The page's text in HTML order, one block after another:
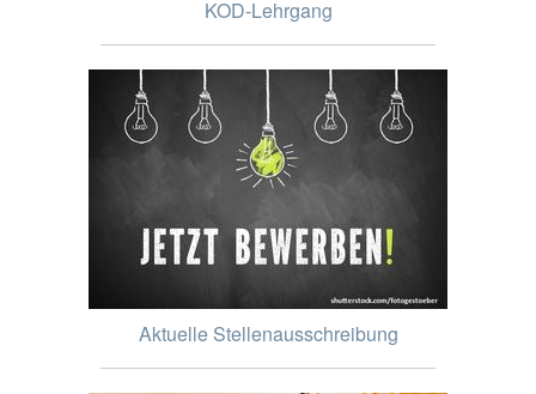
KOD-Lehrgang
Aktuelle Stellenausschreibung